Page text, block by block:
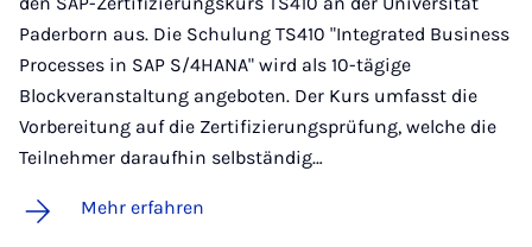
Paderborn aus. Die Schulung TS410 "Integrated Business
Processes in SAP S/4HANA" wird als 10-tägige
Blockveranstaltung angeboten. Der Kurs umfasst die
Vorbereitung auf die Zertifizierungsprüfung, welche die
Teilnehmer daraufhin selbständig…
Mehr erfahren